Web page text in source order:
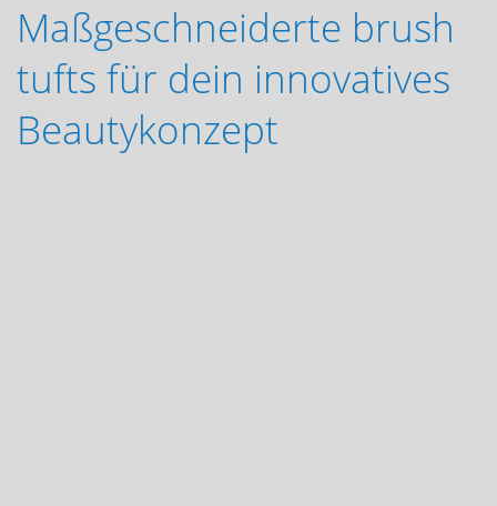
Maßgeschneiderte brush
tufts für dein innovatives
Beautykonzept